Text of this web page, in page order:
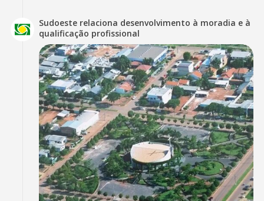
Sudoeste relaciona desenvolvimento à moradia e à
qualificação profissional